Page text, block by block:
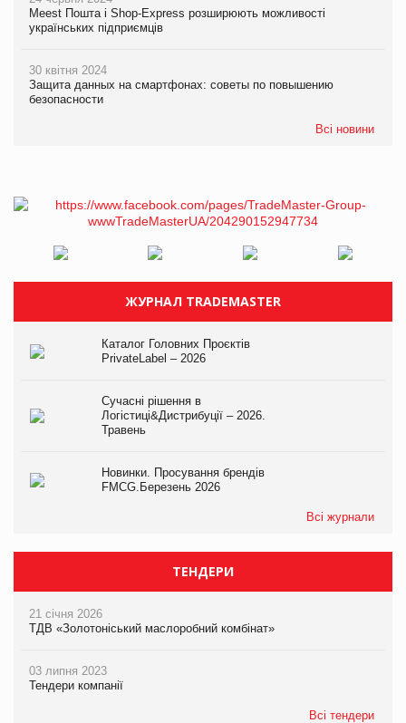
Meest Пошта і Shop-Express розширюють можливості
українських підприємців
30 квітня 2024
Защита данных на смартфонах: советы по повышению
безопасности
Всі новини
ЖУРНАЛ TRADEMASTER
Каталог Головних Проєктів
PrivateLabel – 2026
Сучасні рішення в
Логістиці&Дистрибуції – 2026.
Травень
Новинки. Просування брендів
FMCG.Березень 2026
Всі журнали
ТЕНДЕРИ
21 січня 2026
ТДВ «Золотоніський маслоробний комбінат»
03 липня 2023
Тендери компанії
Всі тендери